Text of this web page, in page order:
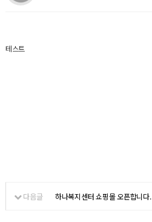
테스트
다음글 하나복지센터 쇼핑몰 오픈합니다.